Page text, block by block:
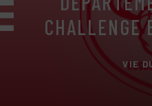
CHALLENGE
VIE